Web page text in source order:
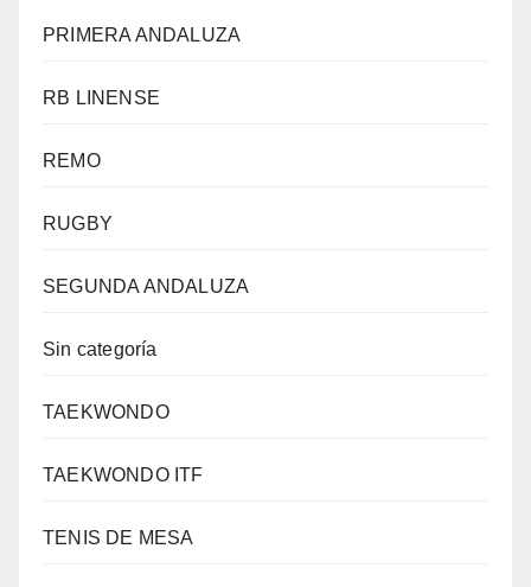
PRIMERA ANDALUZA
RB LINENSE
REMO
RUGBY
SEGUNDA ANDALUZA
Sin categoría
TAEKWONDO
TAEKWONDO ITF
TENIS DE MESA